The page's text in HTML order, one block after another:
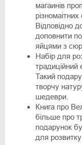
магаинів
Відповідно
доповнити
яйцями з
Набір для
традиційний
Такий
творчу
шедеври.
Книга про
більше про
подарунок
для